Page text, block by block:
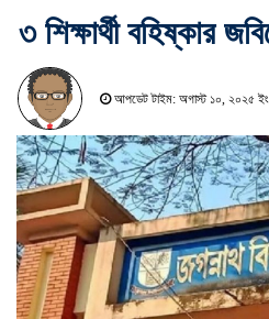
৩ শিক্ষার্থী বহিষ্কার
আপডেট টাইম: অগাস্ট ১০, ২০২৫ ইং